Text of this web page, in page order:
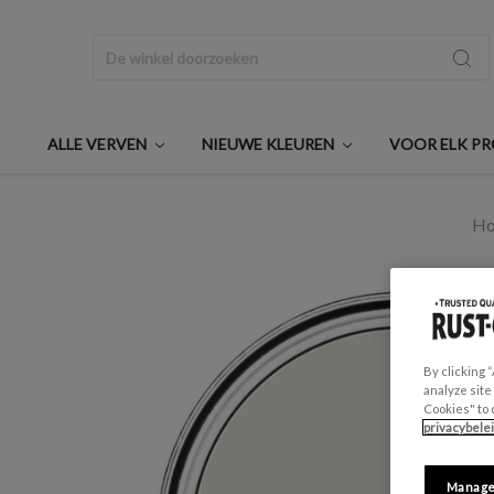
ALLE VERVEN NIEUWE KLEUREN VOOR ELK
By clicking
analyze
Cookies" to